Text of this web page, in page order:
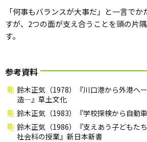
「何事もバランスが大事だ」と一言で
すが、2つの面が支え合うことを頭の片
す。
参考資料
鈴木正気（1978）『川口港から外港へ
造―』草土文化
鈴木正気（1983）『学校探検から自動
鈴木正気（1986）『支えあう子どもた
社会科の授業』新日本新書